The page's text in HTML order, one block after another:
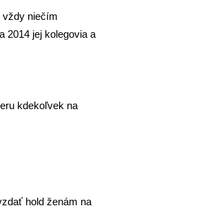
vždy niečím
2014 jej kolegovia a
kdekoľvek na
hold ženám na